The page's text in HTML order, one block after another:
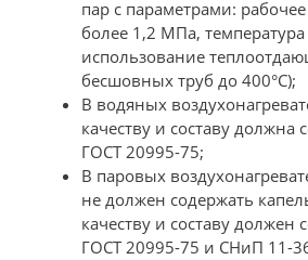
пар с параметрами:
более 1,2 МПа,
использование
бесшовных труб до 400°С);
В водяных
качеству и составу должна
ГОСТ 20995-75;
В паровых
не должен содержать
качеству и составу должен
ГОСТ 20995-75 и СНиП 11-